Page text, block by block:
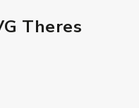
Theres